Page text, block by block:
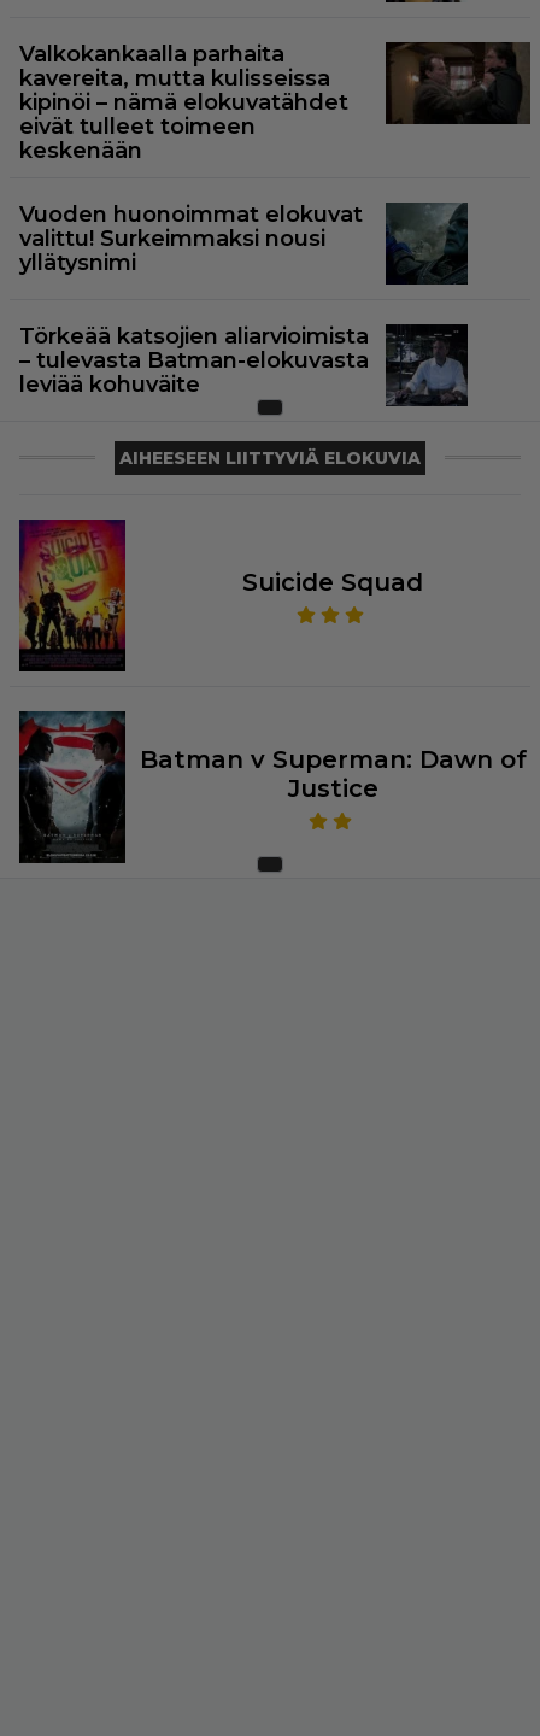
Valkokankaalla parhaita
kavereita, mutta kulisseissa
kipinöi – nämä elokuvatähdet
eivät tulleet toimeen
keskenään
Vuoden huonoimmat elokuvat
valittu! Surkeimmaksi nousi
yllätysnimi
Törkeää katsojien aliarvioimista
– tulevasta Batman-elokuvasta
leviää kohuväite
AIHEESEEN LIITTYVIÄ ELOKUVIA
Suicide Squad
Batman v Superman: Dawn of
Justice